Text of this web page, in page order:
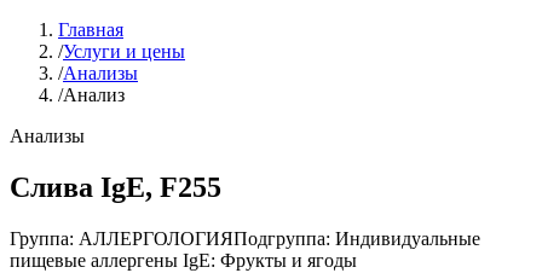
Главная
/Услуги и цены
/Анализы
/Анализ
Анализы
Слива IgE, F255
Группа: АЛЛЕРГОЛОГИЯПодгруппа: Индивидуальные
пищевые аллергены IgE: Фрукты и ягоды